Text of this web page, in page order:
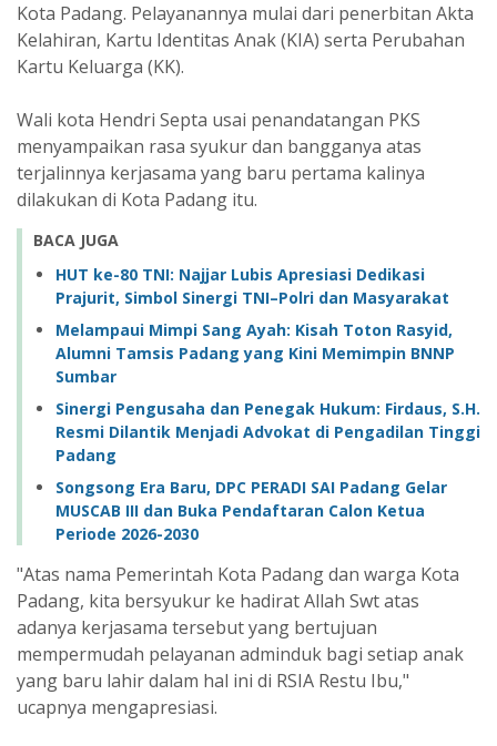
Kota Padang. Pelayanannya mulai dari penerbitan Akta
Kelahiran, Kartu Identitas Anak (KIA) serta Perubahan
Kartu Keluarga (KK).
Wali kota Hendri Septa usai penandatangan PKS
menyampaikan rasa syukur dan bangganya atas
terjalinnya kerjasama yang baru pertama kalinya
dilakukan di Kota Padang itu.
BACA JUGA
HUT ke-80 TNI: Najjar Lubis Apresiasi Dedikasi
Prajurit, Simbol Sinergi TNI–Polri dan Masyarakat
Melampaui Mimpi Sang Ayah: Kisah Toton Rasyid,
Alumni Tamsis Padang yang Kini Memimpin BNNP
Sumbar
Sinergi Pengusaha dan Penegak Hukum: Firdaus, S.H.
Resmi Dilantik Menjadi Advokat di Pengadilan Tinggi
Padang
Songsong Era Baru, DPC PERADI SAI Padang Gelar
MUSCAB III dan Buka Pendaftaran Calon Ketua
Periode 2026-2030
"Atas nama Pemerintah Kota Padang dan warga Kota
Padang, kita bersyukur ke hadirat Allah Swt atas
adanya kerjasama tersebut yang bertujuan
mempermudah pelayanan adminduk bagi setiap anak
yang baru lahir dalam hal ini di RSIA Restu Ibu,"
ucapnya mengapresiasi.